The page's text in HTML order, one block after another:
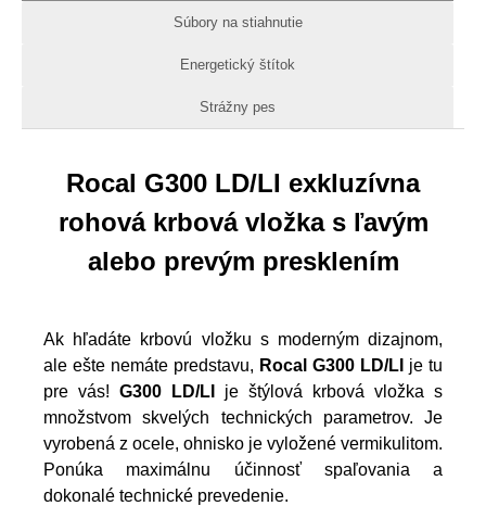
Súbory na stiahnutie
Energetický štítok
Strážny pes
Rocal G300 LD/LI exkluzívna
rohová krbová vložka s ľavým
alebo prevým presklením
Ak hľadáte krbovú vložku s moderným dizajnom,
ale ešte nemáte predstavu, Rocal G300 LD/LI je tu
pre vás! G300 LD/LI je štýlová krbová vložka s
množstvom skvelých technických parametrov. Je
vyrobená z ocele, ohnisko je vyložené vermikulitom.
Ponúka maximálnu účinnosť spaľovania a
dokonalé technické prevedenie.